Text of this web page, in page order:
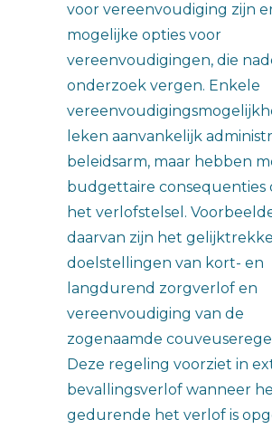
voor vereenvoudiging zijn
mogelijke opties voor
vereenvoudigingen, die
onderzoek vergen. Enkele
leken aanvankelijk
beleidsarm, maar hebben
budgettaire consequenties
het verlofstelsel.
daarvan zijn het
doelstellingen van kort- en
langdurend zorgverlof en
vereenvoudiging van de
zogenaamde
Deze regeling voorziet in
bevallingsverlof wanneer
gedurende het verlof is